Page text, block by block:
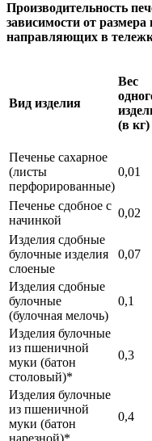
Производительность
зависимости от
направляющих в
Вид изделия
Вес
(в кг)
Печенье сахарное
(листы
перфорированные)
0,01
Печенье сдобное с
начинкой
0,02
Изделия сдобные
булочные изделия
слоеные
0,07
Изделия сдобные
булочные
(булочная мелочь)
0,1
Изделия булочные
из пшеничной
муки (батон
столовый)*
0,3
Изделия булочные
из пшеничной
муки (батон
нарезной)*
0,4